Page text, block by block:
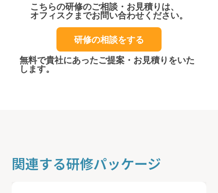
こちらの研修のご相談・お見積りは、
オフィスクまでお問い合わせください。
研修の相談をする
無料で貴社にあったご提案・お見積りをいた
します。
関連する研修パッケージ